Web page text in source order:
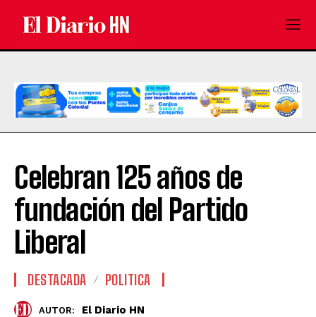
Celebran 125 años de
fundación del Partido
Liberal
DESTACADA POLITICA
AUTOR: El Diario HN